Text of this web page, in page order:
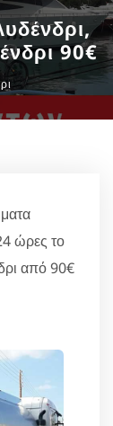
90€
ώρες το
από 90€